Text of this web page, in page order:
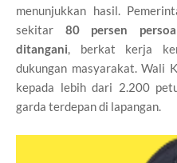
menunjukkan hasil.
sekitar 80 persen
ditangani, berkat kerja
dukungan masyarakat. Wali
kepada lebih dari 2.200
garda terdepan di lapangan.